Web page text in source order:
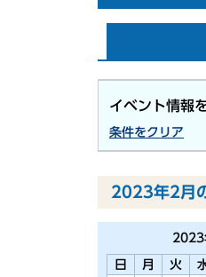
イベント情報
条件をクリア
2023年2月
2023
日 月 火